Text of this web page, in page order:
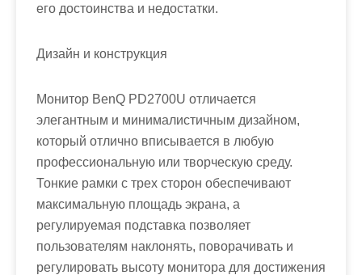
его достоинства и недостатки.
Дизайн и конструкция
Монитор BenQ PD2700U отличается
элегантным и минималистичным дизайном,
который отлично вписывается в любую
профессиональную или творческую среду.
Тонкие рамки с трех сторон обеспечивают
максимальную площадь экрана, а
регулируемая подставка позволяет
пользователям наклонять, поворачивать и
регулировать высоту монитора для достижения